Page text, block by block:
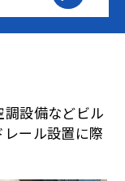
設備などビル
ール設置に際